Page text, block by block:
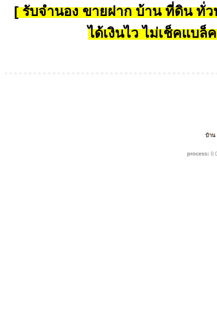
[ รับจำนอง ขายฝาก บ้าน ที่ดิน ทั่ว
ได้เงินไว ไม่เช็คแบล็
บ้าน
process: